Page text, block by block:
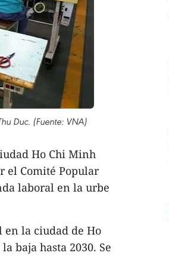
Duc. (Fuente: VNA)
Ho Chi Minh
el Comité Popular
laboral en la urbe
en la ciudad de Ho
baja hasta 2030. Se